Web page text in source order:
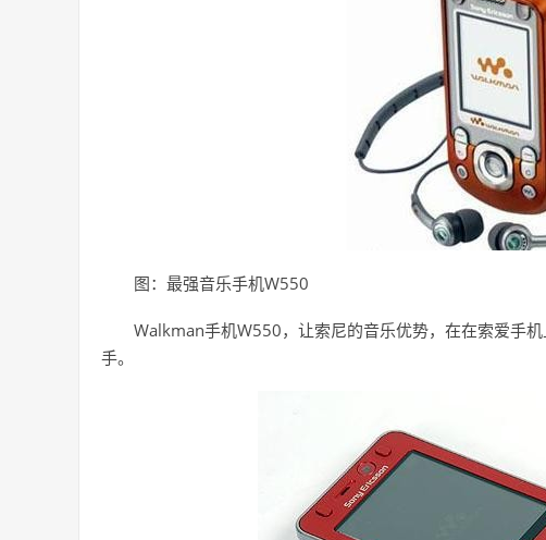
图：最强音乐手机W550
Walkman手机W550，让索尼的音乐优势，在在索爱手
手。